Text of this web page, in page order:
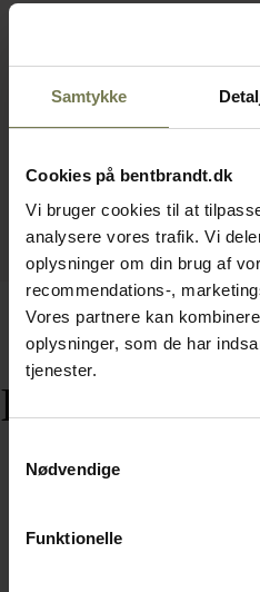
Samtykke
Cookies på bentbrandt.dk
Vi bruger cookies til at
analysere vores trafik. Vi
oplysninger om din brug af
recommendations-,
Vores partnere kan
oplysninger, som de har
tjenester.
Nødvendige
Funktionelle
Relaterede